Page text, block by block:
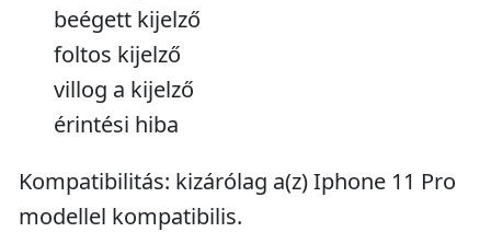
beégett kijelző
foltos kijelző
villog a kijelző
érintési hiba
Kompatibilitás: kizárólag a(z) Iphone 11 Pro
modellel kompatibilis.